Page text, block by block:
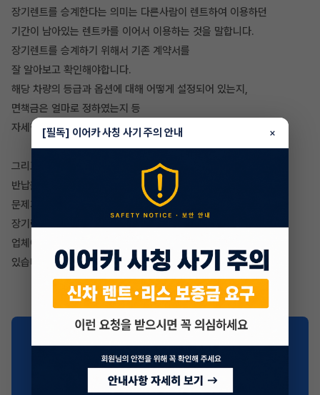
장기렌트를 승계한다는 의미는 다른사람이 렌트하여 이용하던
기간이 남아있는 렌트카를 이어서 이용하는 것을 말합니다.
장기렌트를 승계하기 위해서 기존 계약서를
잘 알아보고 확인해야합니다.
해당 차량의 등급과 옵션에 대해 어떻게 설정되어 있는지,
면책금은 얼마로 정하였는지 등
자세한 정보를 알아본 뒤 승계 여부를 결정하셔야 할겁니다.
그리고 난 뒤 계약 종료되고 차를 인수를 할 것인지,
반납을 할 것인지 등 정보도 확인하여야하고,
문제가 없다면 해당 업체의 승계 신청서를 쓴 뒤에
장기렌트카 승계가 진행이 됩니다.
업체에게 심사와 승인을 받고 바로 차를 인수하여 운행을 할 수
있습니다.
[필독] 이어카 사칭 사기 주의 안내 ×